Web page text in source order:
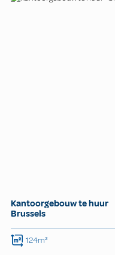
Kantoorgebouw te huur
Brussels
124m²